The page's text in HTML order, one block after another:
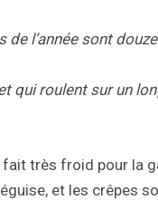
de l’année sont
qui roulent sur un
fait très froid pour la
et les crêpes